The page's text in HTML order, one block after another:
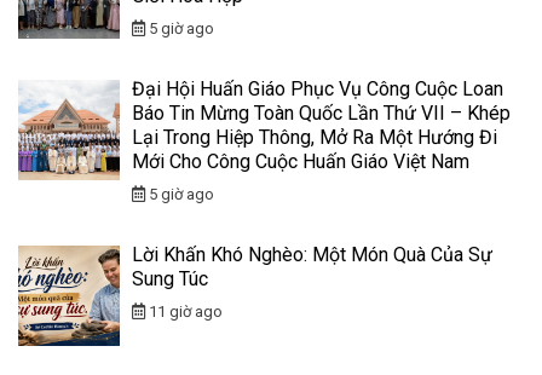
5 giờ ago
Đại Hội Huấn Giáo Phục Vụ Công Cuộc Loan
Báo Tin Mừng Toàn Quốc Lần Thứ VII – Khép
Lại Trong Hiệp Thông, Mở Ra Một Hướng Đi
Mới Cho Công Cuộc Huấn Giáo Việt Nam
5 giờ ago
Lời Khấn Khó Nghèo: Một Món Quà Của Sự
Sung Túc
11 giờ ago